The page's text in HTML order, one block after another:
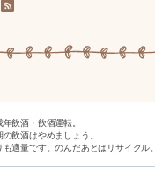
飲酒・飲酒運転。
飲酒はやめましょう。
適量です。のんだあとはリサイクル。